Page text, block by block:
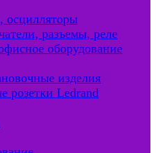
осцилляторы
разъемы, реле
оборудование
изделия
розетки Ledrand